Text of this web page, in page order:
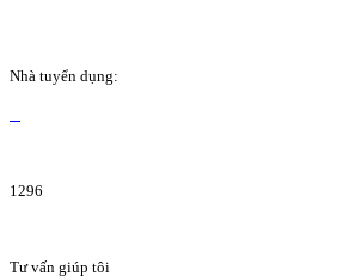
Nhà tuyển dụng:
1296
Tư vấn giúp tôi